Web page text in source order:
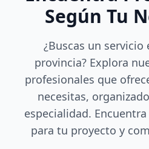
Según Tu
¿Buscas un
provincia? Explora
profesionales que
necesitas,
especialidad.
para tu proyecto y